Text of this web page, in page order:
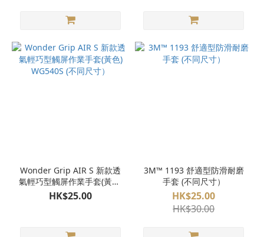
Wonder Grip AIR S 新款透
氣輕巧型觸屏作業手套(黃色)
WG540S (不同尺寸）
HK$25.00
3M™ 1193 舒適型防滑耐磨
手套 (不同尺寸）
HK$25.00
HK$30.00